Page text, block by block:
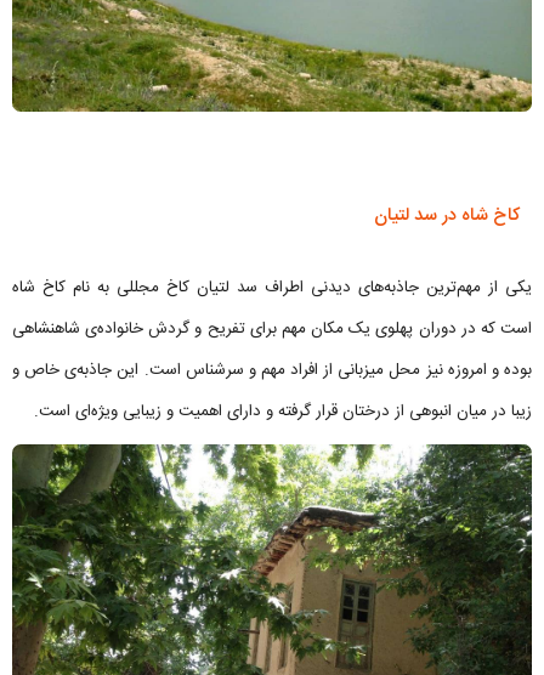
کاخ شاه در سد لتیان
یکی از مهم‌ترین جاذبه‌های دیدنی اطراف سد لتیان کاخ مجللی به نام کاخ شاه
است که در دوران پهلوی یک مکان مهم برای تفریح و گردش خانواده‌ی شاهنشاهی
بوده و امروزه نیز محل میزبانی از افراد مهم و سرشناس است. این جاذبه‌ی خاص و
زیبا در میان انبوهی از درختان قرار گرفته و دارای اهمیت و زیبایی ویژه‌ای است.